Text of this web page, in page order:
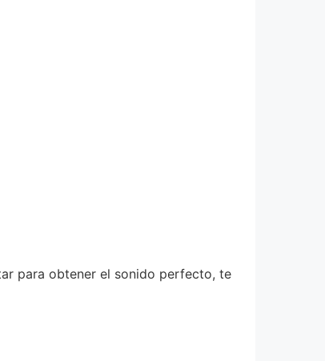
para obtener el sonido perfecto, te